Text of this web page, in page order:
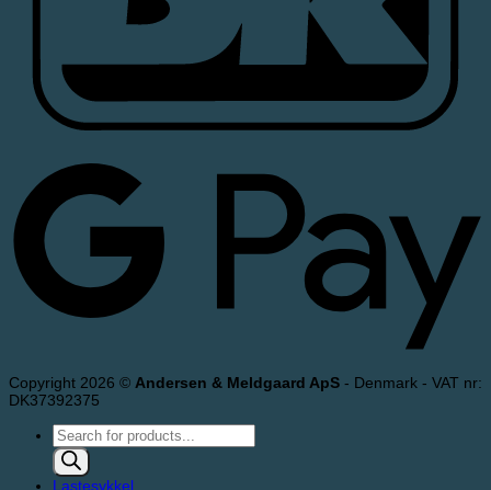
Copyright 2026 © Andersen & Meldgaard ApS - Denmark - VAT nr:
DK37392375
Products
search
Lastesykkel